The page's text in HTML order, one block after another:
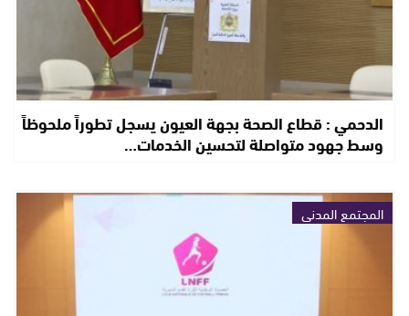
الدحمي : قطاع الصحة بجهة العيون يسجل تطوراً ملحوظاً
وسط جهود متواصلة لتحسين الخدمات…
المجتمع المدني